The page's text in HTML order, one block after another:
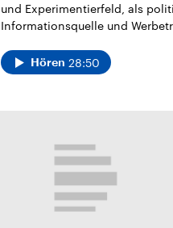
und Experimentierfeld, als
Informationsquelle und
Hören 28:50